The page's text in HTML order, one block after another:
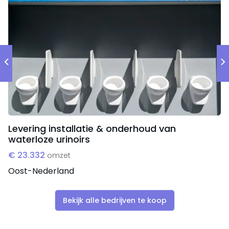
Levering installatie & onderhoud van
waterloze urinoirs
€ 23.332 omzet
Oost-Nederland
Bekijk alle bedrijven te koop